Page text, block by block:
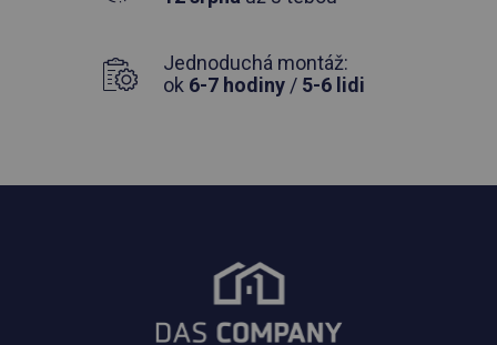
Jednoduchá montáž:
ok 6-7 hodiny / 5-6 lidi